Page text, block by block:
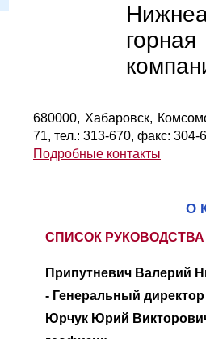
горная
680000, Хабаровск,
71, тел.: 313-670, факс: 304-
Подробные контакты
О
СПИСОК РУКОВОДСТВА
Припутневич Валерий
- Генеральный директор
Юрчук Юрий